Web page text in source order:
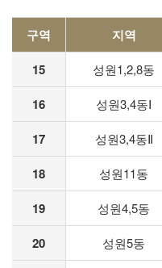
구역 지역
15
성원1,2,8동
16 성원3,4동Ⅰ
17
성원3,4동Ⅱ
18 성원11동
19 성원4,5동
20 성원5동